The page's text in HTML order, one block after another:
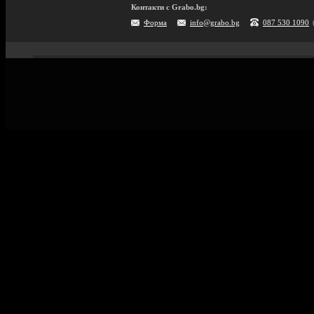
Контакти с Grabo.bg:
Форма
info@grabo.bg 087 530 1090